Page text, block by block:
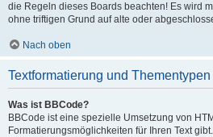
die Regeln dieses Boards beachten! Es wird
ohne triftigen Grund auf alte oder
Nach oben
Textformatierung und Thementypen
Was ist BBCode?
BBCode ist eine spezielle Umsetzung von
Formatierungsmöglichkeiten für Ihren Text